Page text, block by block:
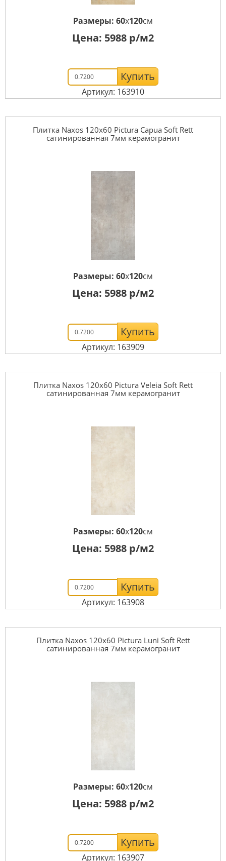
Размеры: 60x120см
Цена: 5988 р/м2
Купить
Артикул: 163910
Плитка Naxos 120x60 Pictura Capua Soft Rett
сатинированная 7мм керамогранит
Размеры: 60x120см
Цена: 5988 р/м2
Купить
Артикул: 163909
Плитка Naxos 120x60 Pictura Veleia Soft Rett
сатинированная 7мм керамогранит
Размеры: 60x120см
Цена: 5988 р/м2
Купить
Артикул: 163908
Плитка Naxos 120x60 Pictura Luni Soft Rett
сатинированная 7мм керамогранит
Размеры: 60x120см
Цена: 5988 р/м2
Купить
Артикул: 163907